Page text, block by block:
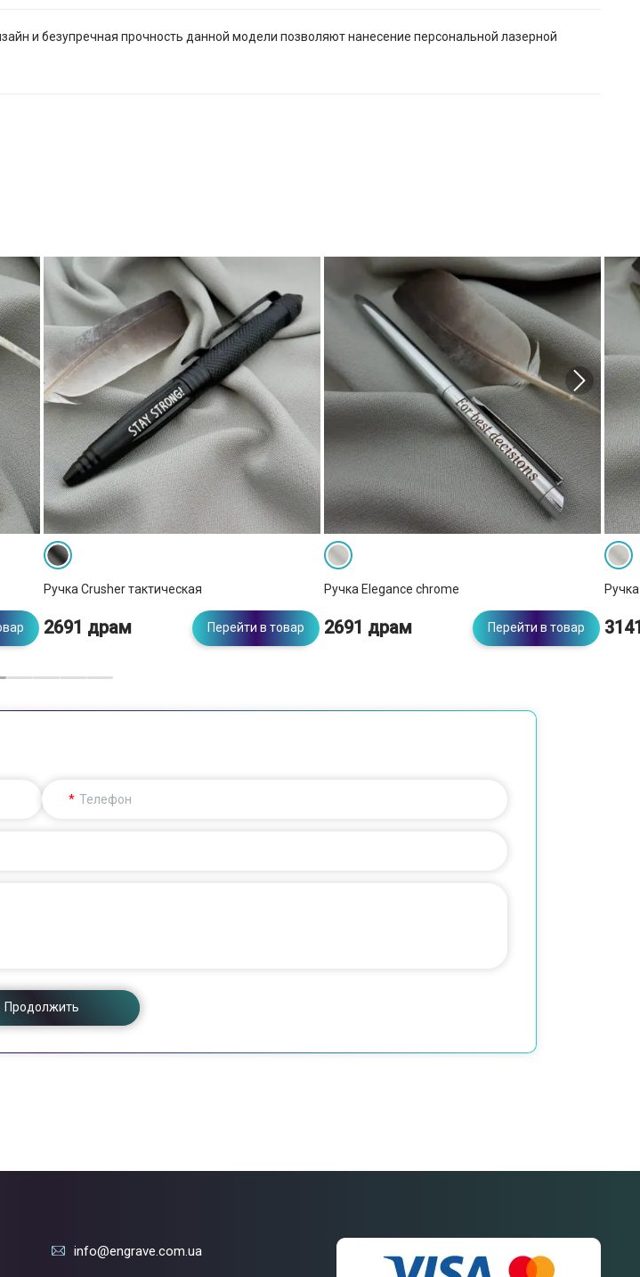
и безупречная прочность данной модели позволяют нанесение персональной лазерной
Ручка Crusher тактическая
2691 драм Перейти в товар
Ручка Elegance chrome
2691 драм Перейти в товар
Телефон
Продолжить
info@engrave.com.ua